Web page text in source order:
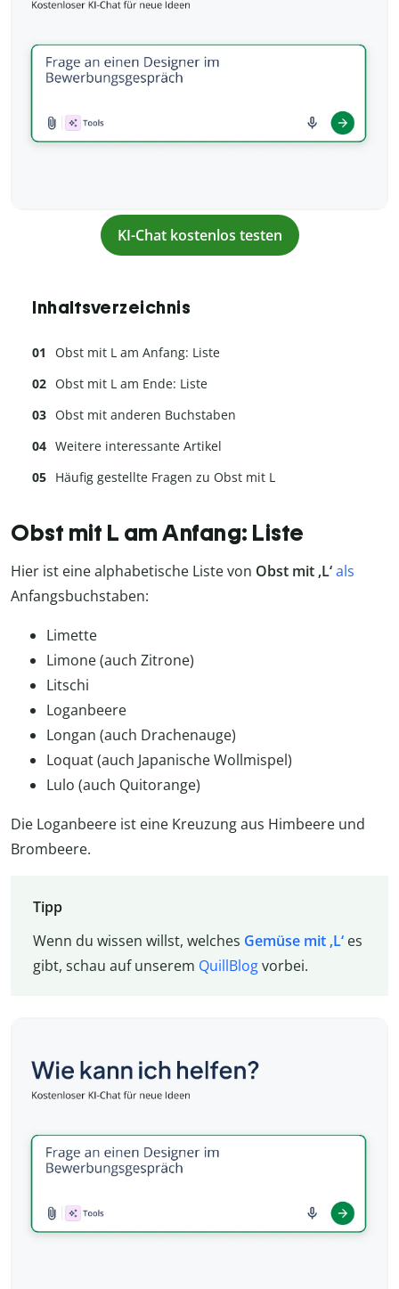
KI-Chat kostenlos testen
Inhaltsverzeichnis
Obst mit L am Anfang: Liste
Obst mit L am Ende: Liste
Obst mit anderen Buchstaben
Weitere interessante Artikel
Häufig gestellte Fragen zu Obst mit L
Obst mit L am Anfang: Liste
Hier ist eine alphabetische Liste von Obst mit ‚L‘als
Anfangsbuchstaben:
Limette
Limone (auch Zitrone)
Litschi
Loganbeere
Longan (auch Drachenauge)
Loquat (auch Japanische Wollmispel)
Lulo (auch Quitorange)
Die Loganbeere ist eine Kreuzung aus Himbeere und
Brombeere.
Tipp
Wenn du wissen willst, welches Gemüse mit ‚L‘es
gibt, schau auf unserem QuillBlogvorbei.